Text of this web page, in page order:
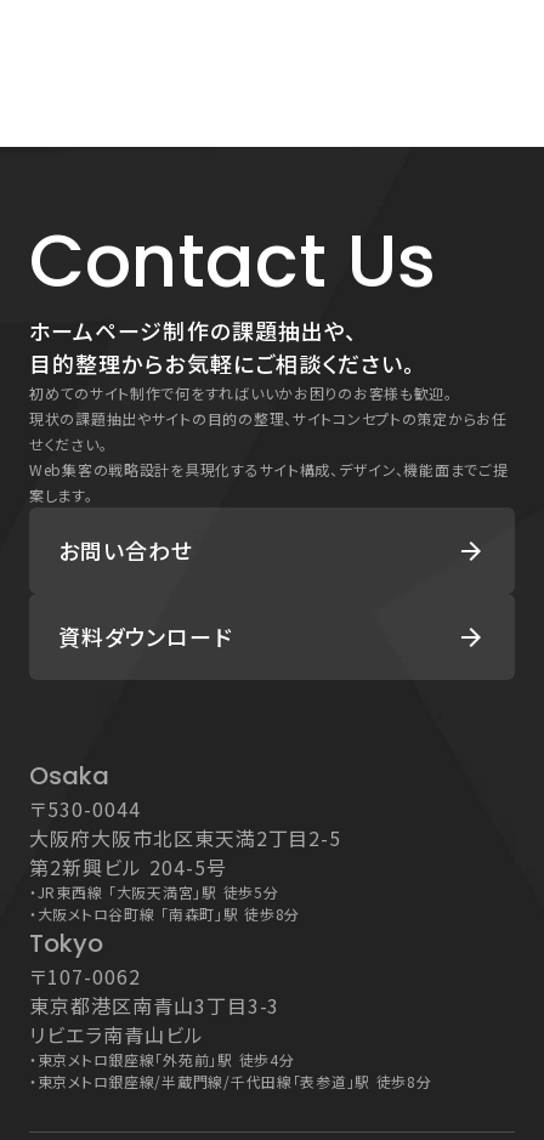
Contact Us
ホームページ制作の課題抽出や、
目的整理からお気軽にご相談ください。
初めてのサイト制作で何をすればいいかお困りのお客様も歓迎。
現状の課題抽出やサイトの目的の整理、サイトコンセプトの策定からお任
せください。
Web集客の戦略設計を具現化するサイト構成、デザイン、機能面までご提
案します。
お問い合わせ arrow_forward
資料ダウンロード arrow_forward
Osaka
〒530-0044
大阪府大阪市北区東天満2丁目2-5
第2新興ビル 204-5号
・
・
JR東西線 「大阪天満宮」駅 徒歩5分
大阪メトロ谷町線 「南森町」駅 徒歩8分
Tokyo
〒107-0062
東京都港区南青山3丁目3-3
リビエラ南青山ビル
・
・
東京メトロ銀座線「外苑前」駅 徒歩4分
東京メトロ銀座線/半蔵門線/千代田線「表参道」駅 徒歩8分